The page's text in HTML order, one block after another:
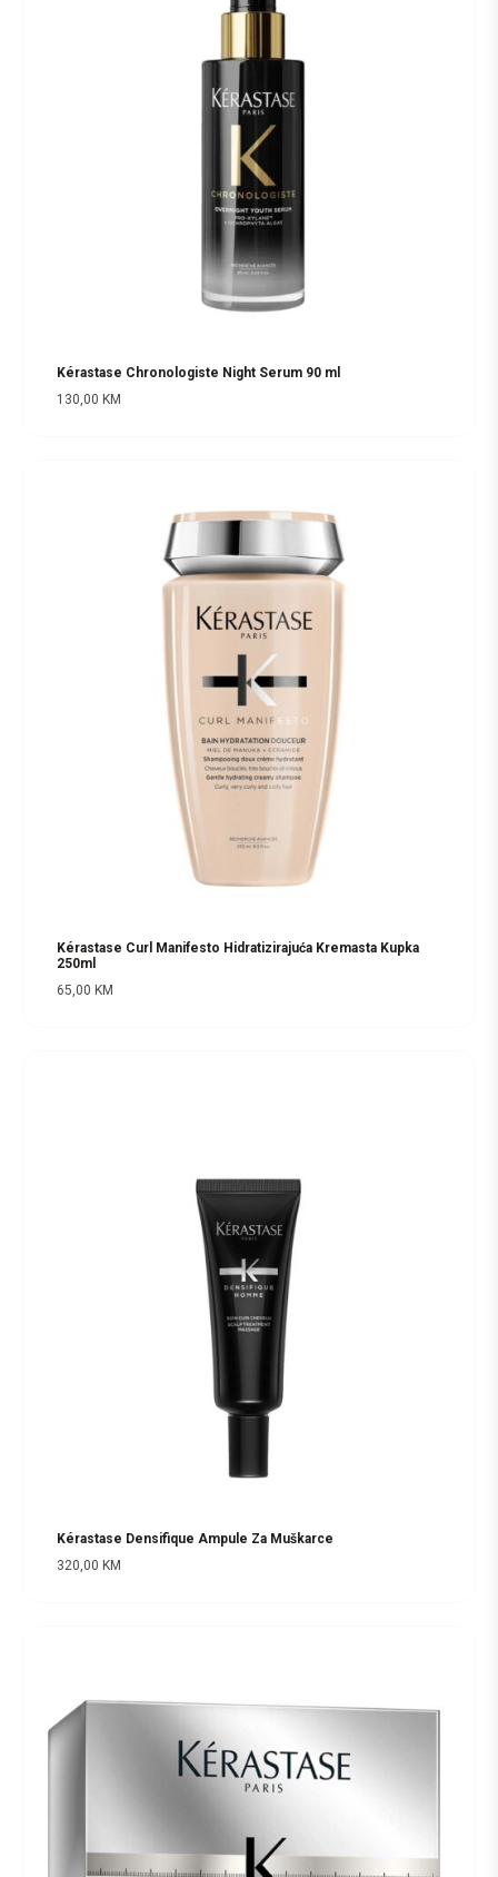
Kérastase Chronologiste Night Serum 90 ml
130,00 KM
Kérastase Curl Manifesto Hidratizirajuća Kremasta Kupka
250ml
65,00 KM
Kérastase Densifique Ampule Za Muškarce
320,00 KM